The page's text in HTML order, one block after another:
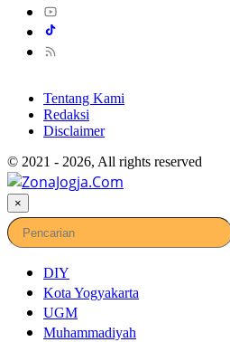
Tentang Kami
Redaksi
Disclaimer
© 2021 - 2026, All rights reserved
×
DIY
Kota Yogyakarta
UGM
Muhammadiyah